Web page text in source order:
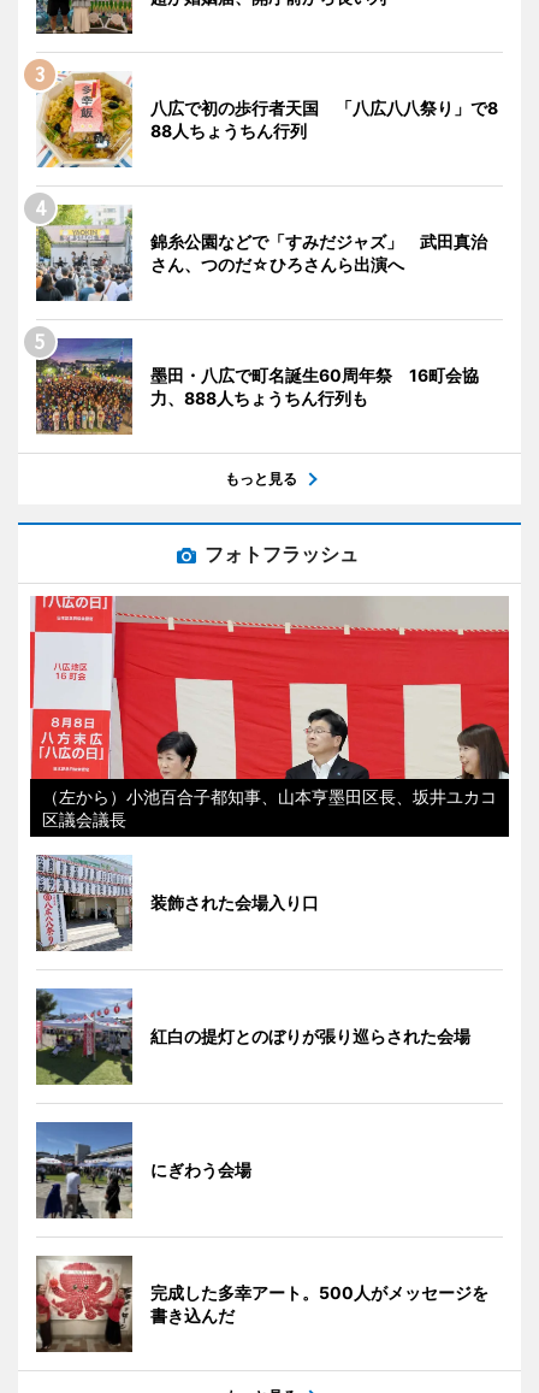
八広で初の歩行者天国 「八広八八祭り」で8
88人ちょうちん行列
錦糸公園などで「すみだジャズ」 武田真治
さん、つのだ☆ひろさんら出演へ
墨田・八広で町名誕生60周年祭 16町会協
力、888人ちょうちん行列も
もっと見る
フォトフラッシュ
（左から）小池百合子都知事、山本亨墨田区長、坂井ユカコ
区議会議長
装飾された会場入り口
紅白の提灯とのぼりが張り巡らされた会場
にぎわう会場
完成した多幸アート。500人がメッセージを
書き込んだ